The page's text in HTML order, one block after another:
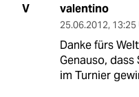
V valentino
25.06.2012, 13:25
Danke fürs
Genauso,
im Turnier